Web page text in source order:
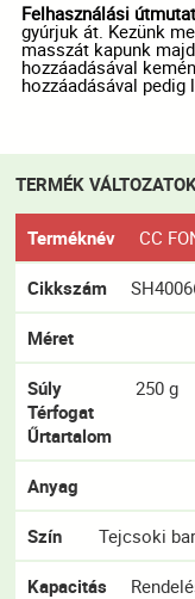
Felhasználási
gyúrjuk át. Kezünk
masszát kapunk
hozzáadásával
hozzáadásával pedig
TERMÉK
Terméknév CC
Cikkszám
Méret
Súly
Térfogat
Űrtartalom
250 g
Anyag
Szín Tejcsoki
Kapacitás